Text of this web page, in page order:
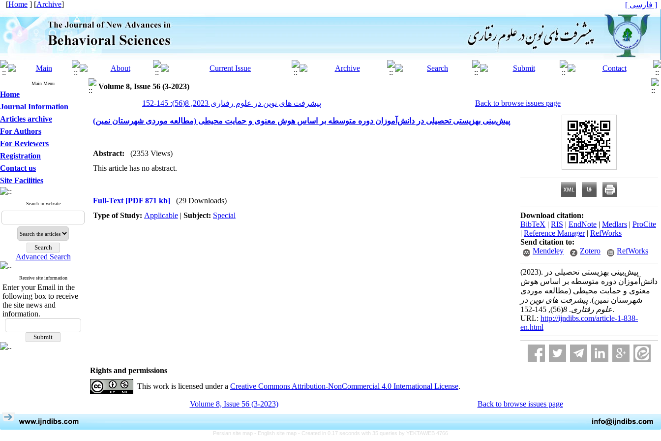
[Home ] [Archive] [ فارسی ]
Main Menu
Home
Journal Information
Articles archive
For Authors
For Reviewers
Registration
Contact us
Site Facilities
Search in website
Advanced Search
Receive site information
Enter your Email in the
following box to receive
the site news and
information.
Volume 8, Issue 56 (3-2023)
پیشرفت های نوین در علوم رفتاری 2023, 8(56): 145-152
Back to browse issues page
پیش‌بینی بهزیستی تحصیلی در دانش‌آموزان دوره متوسطه بر اساس هوش معنوی و حمایت محیطی (مطالعه موردی شهرستان نمین)
Abstract:
(2353 Views)
This article has no abstract.
Full-Text [PDF 871 kb]
(29 Downloads)
Type of Study: Applicable | Subject: Special
Download citation:
BibTeX | RIS | EndNote | Medlars | ProCite
| Reference Manager| RefWorks
Send citation to:
Mendeley
Zotero RefWorks
(2023).
دانش‌آموزان دوره متوسطه بر اساس هوش
معنوی و حمایت محیطی (مطالعه موردی
شهرستان نمین).پیشرفت های نوین در
علوم رفتاری.
8
(56)
, 145-152.
URL: http://ijndibs.com/article-1-838-
en.html
Rights and permissions
This work is licensed under a Creative Commons Attribution-NonCommercial 4.0 International License.
Volume 8, Issue 56 (3-2023) Back to browse issues page
Persian site map - English site map - Created in 0.17 seconds with 35 queries by YEKTAWEB 4766